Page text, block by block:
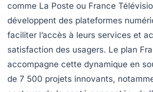
comme La Poste ou France
développent des plateformes
faciliter l’accès à leurs services et
satisfaction des usagers. Le plan
accompagne cette dynamique en
de 7 500 projets innovants,